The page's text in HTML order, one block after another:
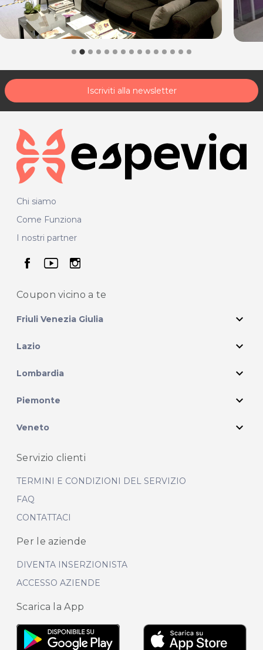
Iscriviti alla newsletter
Chi siamo
Come Funziona
I nostri partner
seguici su facebook
seguici su youtube
seguici su instagram
Coupon vicino a te
Friuli Venezia Giulia expand_more
Lazio expand_more
Lombardia expand_more
Piemonte expand_more
Veneto expand_more
Servizio clienti
TERMINI E CONDIZIONI DEL SERVIZIO
FAQ
CONTATTACI
Per le aziende
DIVENTA INSERZIONISTA
ACCESSO AZIENDE
Scarica la App